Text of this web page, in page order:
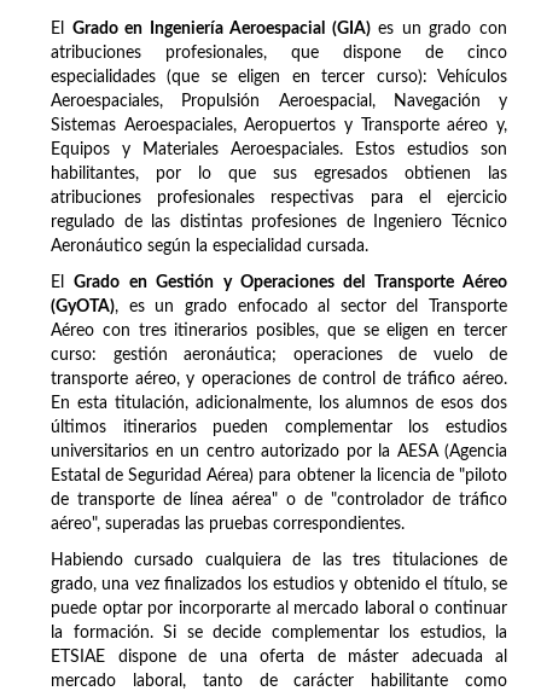
El Grado en Ingeniería Aeroespacial (GIA)es un grado con
atribuciones profesionales, que dispone de cinco
especialidades (que se eligen en tercer curso): Vehículos
Aeroespaciales, Propulsión Aeroespacial, Navegación y
Sistemas Aeroespaciales, Aeropuertos y Transporte aéreo y,
Equipos y Materiales Aeroespaciales. Estos estudios son
habilitantes, por lo que sus egresados obtienen las
atribuciones profesionales respectivas para el ejercicio
regulado de las distintas profesiones de Ingeniero Técnico
Aeronáutico según la especialidad cursada.
ElGrado en Gestión y Operaciones del Transporte Aéreo
(GyOTA), es un grado enfocado al sector del Transporte
Aéreo con tres itinerarios posibles, que se eligen en tercer
curso: gestión aeronáutica; operaciones de vuelo de
transporte aéreo, y operaciones de control de tráfico aéreo.
En esta titulación, adicionalmente, los alumnos de esos dos
últimos itinerarios pueden complementar los estudios
universitarios en un centro autorizado por la AESA (Agencia
Estatal de Seguridad Aérea) para obtener la licencia de "piloto
de transporte de línea aérea" o de "controlador de tráfico
aéreo", superadas las pruebas correspondientes.
Habiendo cursado cualquiera de las tres titulaciones de
grado, una vez finalizados los estudios y obtenido el título, se
puede optar por incorporarte al mercado laboral o continuar
la formación. Si se decide complementar los estudios, la
ETSIAE dispone de una oferta de máster adecuada al
mercado laboral, tanto de carácter habilitante como